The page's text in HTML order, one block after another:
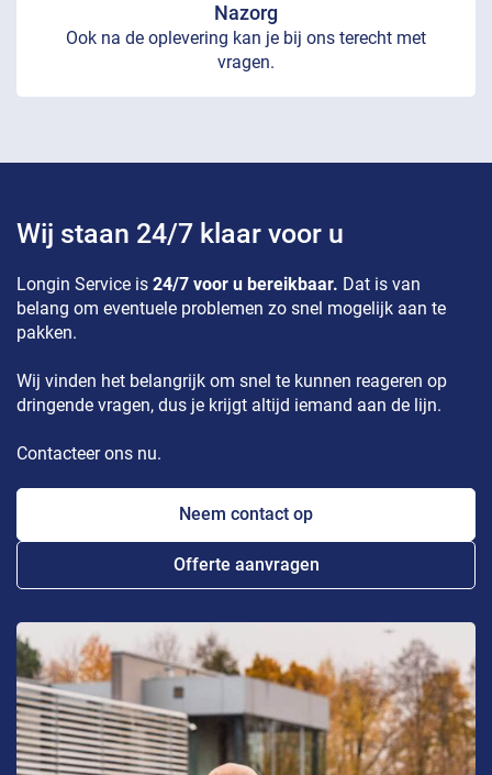
Nazorg
Ook na de oplevering kan je bij ons terecht met
vragen.
Wij staan 24/7 klaar voor u
Longin Service is 24/7 voor u bereikbaar. Dat is van
belang om eventuele problemen zo snel mogelijk aan te
pakken.
Wij vinden het belangrijk om snel te kunnen reageren op
dringende vragen, dus je krijgt altijd iemand aan de lijn.
Contacteer ons nu.
Neem contact op
Offerte aanvragen